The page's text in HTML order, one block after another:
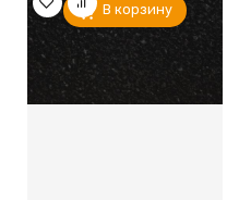
В корзину